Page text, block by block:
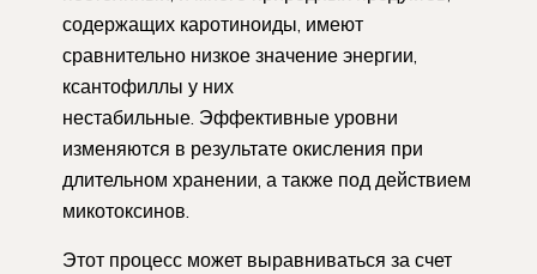
содержащих каротиноиды, имеют
сравнительно низкое значение энергии,
ксантофиллы у них
нестабильные. Эффективные уровни
изменяются в результате окисления при
длительном хранении, а также под действием
микотоксинов.
Этот процесс может выравниваться за счет